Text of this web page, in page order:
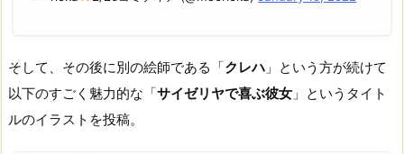
そして、その後に別の絵師である「クレハ 」という方が続けて
以下のすごく魅力的な「サイゼリヤで喜ぶ彼女 」というタイト
ルのイラストを投稿。